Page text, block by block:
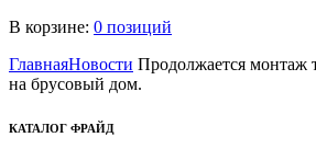
В корзине: 0 позиций
ГлавнаяНовости Продолжается монтаж
на брусовый дом.
КАТАЛОГ ФРАЙД